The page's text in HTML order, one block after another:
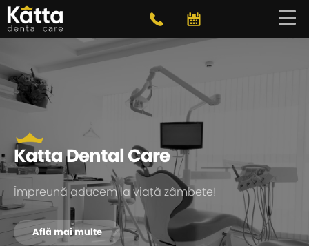
Katta Dental Care
Împreună aducem la viață zâmbete!
Află mai multe